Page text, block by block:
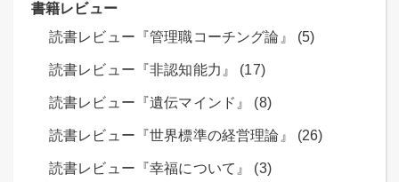
書籍レビュー
読書レビュー『管理職コーチング論』 (5)
読書レビュー『非認知能力』 (17)
読書レビュー『遺伝マインド』 (8)
読書レビュー『世界標準の経営理論』 (26)
読書レビュー『幸福について』 (3)